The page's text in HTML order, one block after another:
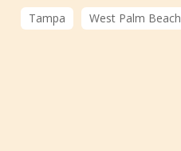
Tampa
West Palm Beach